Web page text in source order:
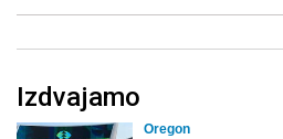
Izdvajamo
Oregon